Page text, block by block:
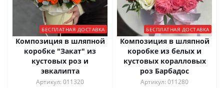
БЕСПЛАТНАЯ ДОСТАВКА
Композиция в шляпной
коробке "Закат" из
кустовых роз и
эвкалипта
Артикул: 011320
БЕСПЛАТНАЯ ДОСТАВКА
Композиция в шляпной
коробке из белых и
кустовых коралловых
роз Барбадос
Артикул: 011280